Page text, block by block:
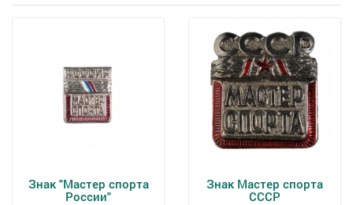
Знак "Мастер спорта
России"
Знак Мастер спорта
СССР